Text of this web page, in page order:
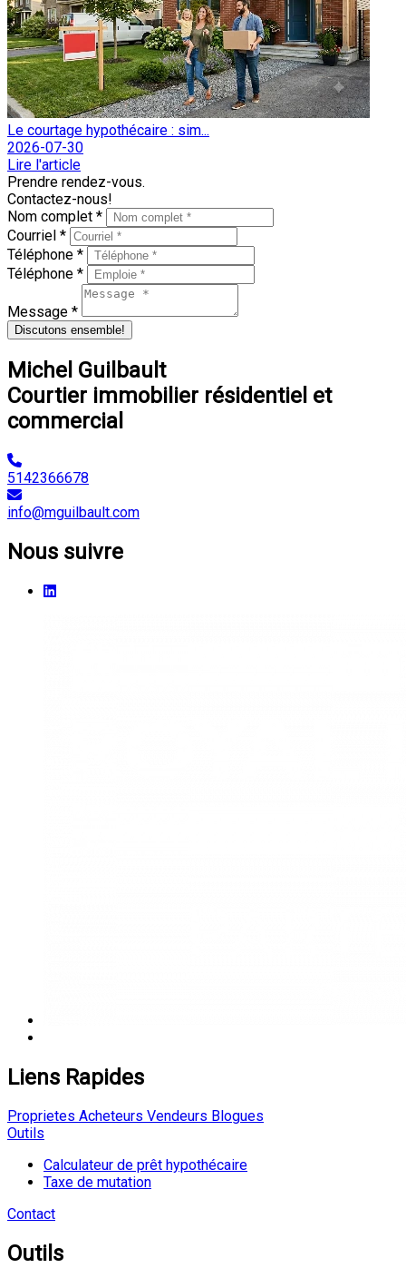
Le courtage hypothécaire : sim...
2026-07-30
Lire l'article
Prendre rendez-vous.
Contactez-nous!
Nom complet *
Courriel *
Téléphone *
Téléphone *
Message *
Discutons ensemble!
Michel Guilbault
Courtier immobilier résidentiel et
commercial
5142366678
info@mguilbault.com
Nous suivre
Liens Rapides
Proprietes Acheteurs Vendeurs Blogues
Outils
Calculateur de prêt hypothécaire
Taxe de mutation
Contact
Outils